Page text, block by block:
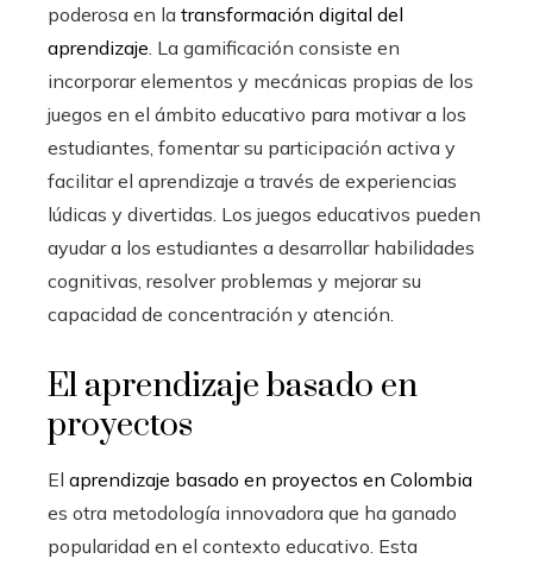
poderosa en la transformación digital del
aprendizaje . La gamificación consiste en
incorporar elementos y mecánicas propias de los
juegos en el ámbito educativo para motivar a los
estudiantes, fomentar su participación activa y
facilitar el aprendizaje a través de experiencias
lúdicas y divertidas. Los juegos educativos pueden
ayudar a los estudiantes a desarrollar habilidades
cognitivas, resolver problemas y mejorar su
capacidad de concentración y atención.
El aprendizaje basado en
proyectos
El aprendizaje basado en proyectos en Colombia
es otra metodología innovadora que ha ganado
popularidad en el contexto educativo. Esta